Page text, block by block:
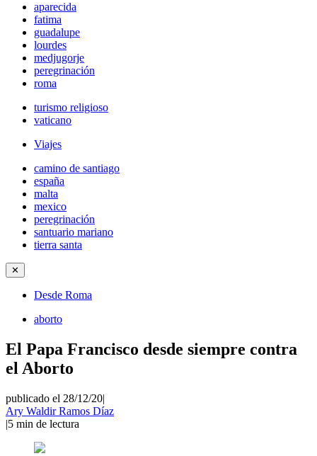
aparecida
fatima
guadalupe
lourdes
medjugorje
peregrinación
roma
turismo religioso
vaticano
Viajes
camino de santiago
españa
malta
mexico
peregrinación
santuario mariano
tierra santa
✕
Desde Roma
aborto
El Papa Francisco desde siempre contra
el Aborto
publicado el 28/12/20|
Ary Waldir Ramos Díaz
|5 min de lectura